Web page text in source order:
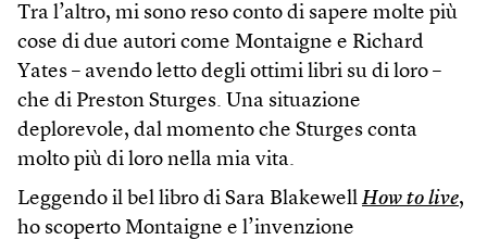
Tra l’altro, mi sono reso conto di sapere molte più
cose di due autori come Montaigne e Richard
Yates – avendo letto degli ottimi libri su di loro –
che di Preston Sturges. Una situazione
deplorevole, dal momento che Sturges conta
molto più di loro nella mia vita.
Leggendo il bel libro di Sara Blakewell How to live,
ho scoperto Montaigne e l’invenzione